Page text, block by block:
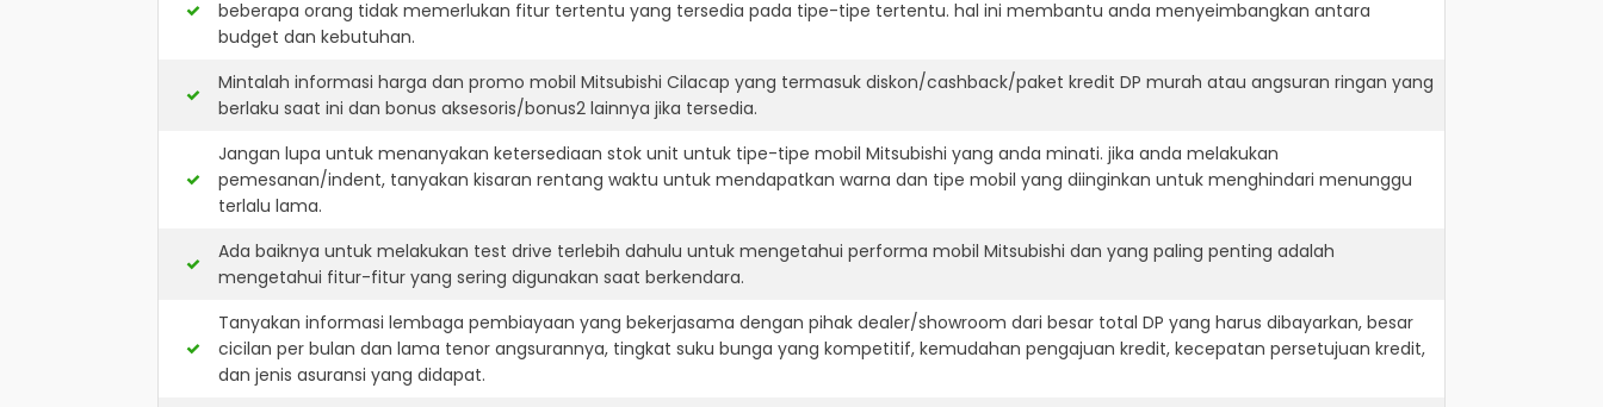
beberapa orang tidak memerlukan fitur tertentu yang tersedia pada tipe-tipe tertentu. hal ini membantu anda menyeimbangkan antara
budget dan kebutuhan.
Mintalah informasi harga dan promo mobil Mitsubishi Cilacap yang termasuk diskon/cashback/paket kredit DP murah atau angsuran ringan yang
berlaku saat ini dan bonus aksesoris/bonus2 lainnya jika tersedia.
Jangan lupa untuk menanyakan ketersediaan stok unit untuk tipe-tipe mobil Mitsubishi yang anda minati. jika anda melakukan
pemesanan/indent, tanyakan kisaran rentang waktu untuk mendapatkan warna dan tipe mobil yang diinginkan untuk menghindari menunggu
terlalu lama.
Ada baiknya untuk melakukan test drive terlebih dahulu untuk mengetahui performa mobil Mitsubishi dan yang paling penting adalah
mengetahui fitur-fitur yang sering digunakan saat berkendara.
Tanyakan informasi lembaga pembiayaan yang bekerjasama dengan pihak dealer/showroom dari besar total DP yang harus dibayarkan, besar
cicilan per bulan dan lama tenor angsurannya, tingkat suku bunga yang kompetitif, kemudahan pengajuan kredit, kecepatan persetujuan kredit,
dan jenis asuransi yang didapat.